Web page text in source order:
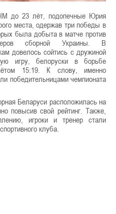
до 23 лёт, подопечные Юрия
места, одержав три победы в
была добыта в матче против
сборной Украины. В
довелось сойтись с дружиной
игру, белоруски в борьбе
15:19. К слову, именно
победительницами чемпионата
Беларуси расположилась на
повысив свой рейтинг. Также,
игроки и тренер стали
клуба.